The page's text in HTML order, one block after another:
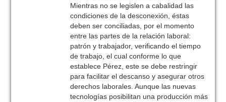
Mientras no se legislen a cabalidad las
condiciones de la desconexión, éstas
deben ser conciliadas, por el momento
entre las partes de la relación laboral:
patrón y trabajador, verificando el tiempo
de trabajo, el cual conforme lo que
establece Pérez, este se debe restringir
para facilitar el descanso y asegurar otros
derechos laborales. Aunque las nuevas
tecnologías posibilitan una producción más